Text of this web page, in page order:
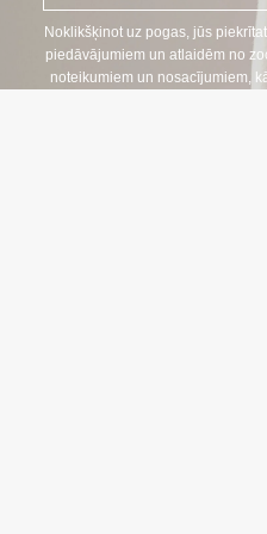
p
a
s
Noklikšķinot uz pogas, jūs
piedāvājumiem un atlaidēm no
noteikumiem un nosacījumiem,